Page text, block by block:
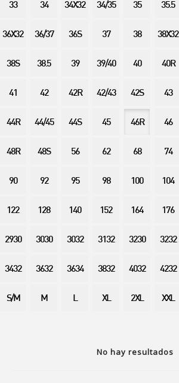
No hay resultados
33 34 34X32 34/35 35 35.5
36X32 36/37 36S 37 38 38X32
38S 38.5 39 39/40 40 40R
41 42 42R 42/43 42S 43
44R 44/45 44S 45 46R 46
48R 48S 56 62 68 74
90 92 95 98 100 104
122 128 140 152 164 176
2930 3030 3032 3132 3230 3232
3432 3632 3634 3832 4032 4232
S/M M L XL 2XL XXL